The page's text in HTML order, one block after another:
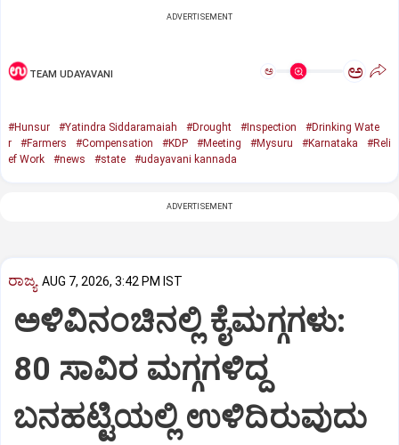
ADVERTISEMENT
TEAM UDAYAVANI ಅ ಅ
#Hunsur #Yatindra Siddaramaiah #Drought #Inspection
#Drinking Wate
r
#Farmers #Compensation #KDP #Meeting #Mysuru #Karnataka
#Reli
ef Work
#news #state #udayavani kannada
ADVERTISEMENT
ರಾಜ್ಯ AUG 7, 2026, 3:42 PM IST
ಅಳಿವಿನಂಚಿನಲ್ಲಿ ಕೈಮಗ್ಗಗಳು:
80 ಸಾವಿರ ಮಗ್ಗಗಳಿದ್ದ
ಬನಹಟ್ಟಿಯಲ್ಲಿ ಉಳಿದಿರುವುದು